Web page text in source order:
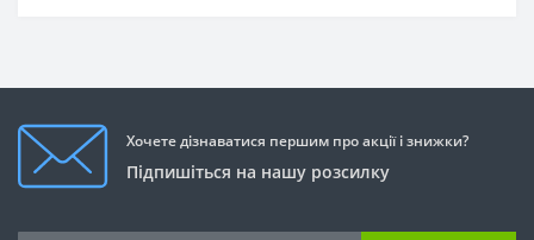
Хочете дізнаватися першим про акції і знижки?
Підпишіться на нашу розсилку